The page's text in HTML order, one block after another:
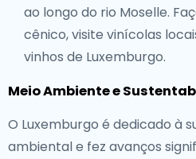
ao longo do rio Moselle.
cênico, visite vinícolas
vinhos de Luxemburgo.
Meio Ambiente e
O Luxemburgo é dedicado à
ambiental e fez avanços